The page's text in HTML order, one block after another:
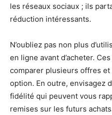
les réseaux sociaux ; ils
réduction intéressants.
N’oubliez pas non plus
en ligne avant d’acheter.
comparer plusieurs offres
option. En outre, envisagez
fidélité qui peuvent vous
remises sur les futurs